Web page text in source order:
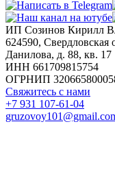
ИП Созинов Кирилл
624590, Свердловская
Данилова, д. 88, кв. 17
ИНН 661709815754
ОГРНИП
Свяжитесь с нами
+7 931 107-61-04